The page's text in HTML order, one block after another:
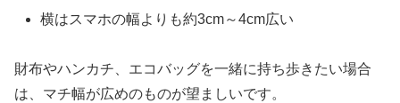
横はスマホの幅よりも約3cm～4cm広い
財布やハンカチ、エコバッグを一緒に持ち歩きたい場合
は、マチ幅が広めのものが望ましいです。